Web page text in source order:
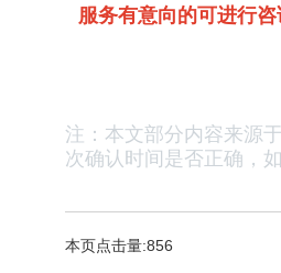
服务有意向的可进行
注：本文部分内容来源
次确认时间是否正确，
本页点击量:856